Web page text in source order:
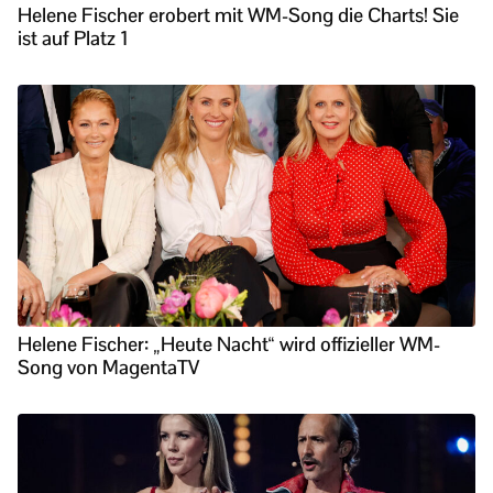
Helene Fischer erobert mit WM-Song die Charts! Sie
ist auf Platz 1
Helene Fischer: „Heute Nacht“ wird offizieller WM-
Song von MagentaTV